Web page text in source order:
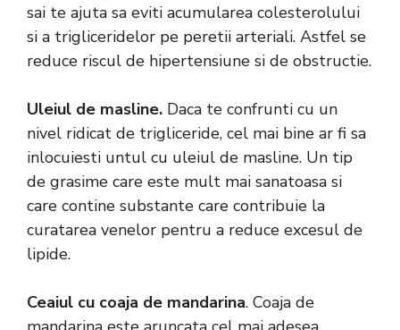
sai te ajuta sa eviti acumularea colesterolului
si a trigliceridelor pe peretii arteriali. Astfel se
reduce riscul de hipertensiune si de obstructie.
Uleiul de masline. Daca te confrunti cu un
nivel ridicat de trigliceride, cel mai bine ar fi sa
inlocuiesti untul cu uleiul de masline. Un tip
de grasime care este mult mai sanatoasa si
care contine substante care contribuie la
curatarea venelor pentru a reduce excesul de
lipide.
Ceaiul cu coaja de mandarina. Coaja de